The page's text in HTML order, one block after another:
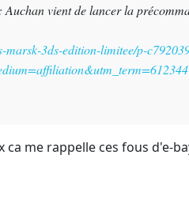
Auchan vient de lancer la
3ds-edition-limitee/p-
ca me rappelle ces fous d'e-